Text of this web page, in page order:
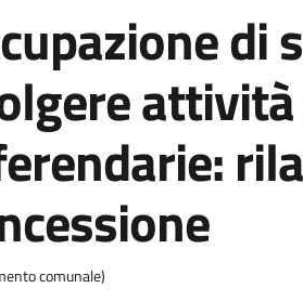
di
comunale)